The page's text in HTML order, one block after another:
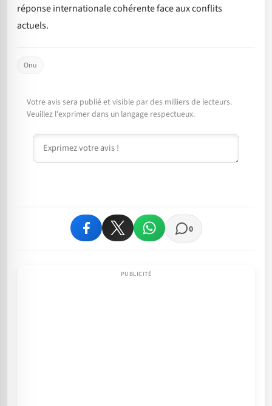
réponse internationale cohérente face aux conflits
actuels.
Onu
Votre avis sera publié et visible par des milliers de lecteurs.
Veuillez l'exprimer dans un langage respectueux.
Commentaire
0